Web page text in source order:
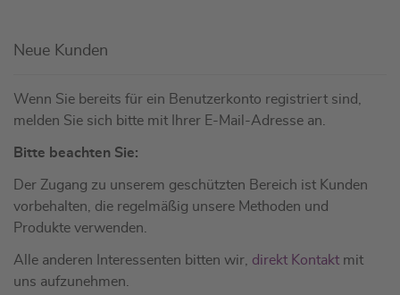
Neue Kunden
Wenn Sie bereits für ein Benutzerkonto registriert sind,
melden Sie sich bitte mit Ihrer E-Mail-Adresse an.
Bitte beachten Sie:
Der Zugang zu unserem geschützten Bereich ist Kunden
vorbehalten, die regelmäßig unsere Methoden und
Produkte verwenden.
Alle anderen Interessenten bitten wir, direkt Kontakt mit
uns aufzunehmen.